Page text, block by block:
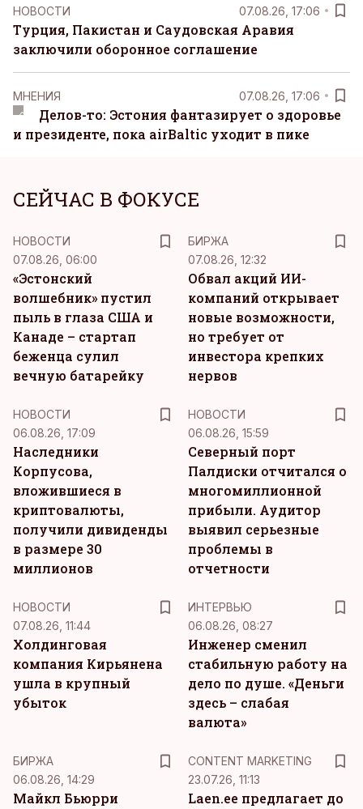
НОВОСТИ 07.08.26, 17:06
Турция, Пакистан и Саудовская Аравия
заключили оборонное соглашение
MНЕНИЯ 07.08.26, 17:06
Делов-то: Эстония фантазирует о здоровье
и президенте, пока airBaltic уходит в пике
СЕЙЧАС В ФОКУСЕ
НОВОСТИ
07.08.26, 06:00
«Эстонский
волшебник» пустил
пыль в глаза США и
Канаде – стартап
беженца сулил
вечную батарейку
БИРЖА
07.08.26, 12:32
Обвал акций ИИ-
компаний открывает
новые возможности,
но требует от
инвестора крепких
нервов
НОВОСТИ
06.08.26, 17:09
Наследники
Корпусова,
вложившиеся в
криптовалюты,
получили дивиденды
в размере 30
миллионов
НОВОСТИ
06.08.26, 15:59
Северный порт
Палдиски отчитался о
многомиллионной
прибыли. Аудитор
выявил серьезные
проблемы в
отчетности
НОВОСТИ
07.08.26, 11:44
Холдинговая
компания Кирьянена
ушла в крупный
убыток
ИНТЕРВЬЮ
06.08.26, 08:27
Инженер сменил
стабильную работу на
дело по душе. «Деньги
здесь – слабая
валюта»
БИРЖА
06.08.26, 14:29
Майкл Бьюрри
CONTENT MARKETING
23.07.26, 11:13
Laen.ee предлагает до